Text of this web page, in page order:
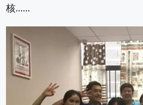
核......